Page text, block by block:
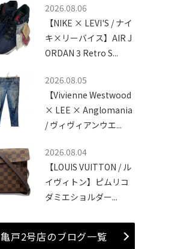
2026.08.06
【NIKE × LEVI'S / ナイ
キ×リーバイス】AIR J
ORDAN 3 Retro S...
2026.08.05
【Vivienne Westwood
× LEE × Anglomania
/ ヴィヴィアンウエ...
2026.08.04
【LOUIS VUITTON / ル
イヴィトン】ピムリコ
ダミエショルダー...
亀戸2号店のブログ一覧